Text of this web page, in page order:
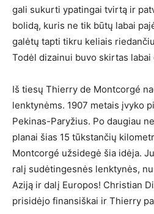
gali sukurti ypatingai tvirtą ir
bolidą, kuris ne tik būtų labai
galėtų tapti tikru keliais
Todėl dizainui buvo skirtas
Iš tiesų Thierry de Montcorgé
lenktynėms. 1907 metais įvyko
Pekinas-Paryžius. Po daugiau
planai šias 15 tūkstančių
Montcorgé užsidegė šia idėja.
ralį sudėtingesnės lenktynės,
Aziją ir dalį Europos! Christian
prisidėjo finansiškai ir Thierry